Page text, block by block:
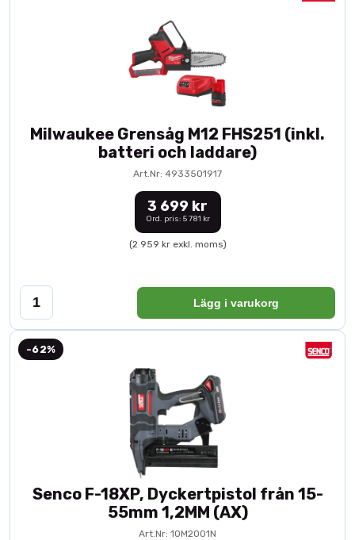
Milwaukee Grensåg M12 FHS251 (inkl.
batteri och laddare)
Art.Nr: 4933501917
3 699 kr
Ord. pris: 5 781 kr
(2 959 kr exkl. moms)
Lägg i varukorg
-62%
Senco F-18XP, Dyckertpistol från 15-
55mm 1,2MM (AX)
Art.Nr: 10M2001N